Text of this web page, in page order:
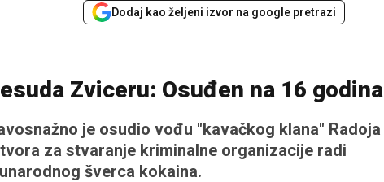
Dodaj kao željeni izvor na google pretrazi
Zviceru: Osuđen na 16 godina
je osudio vođu "kavačkog klana" Radoja
za stvaranje kriminalne organizacije radi
šverca kokaina.